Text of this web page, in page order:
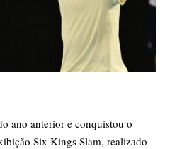
ano anterior e conquistou o
Six Kings Slam, realizado